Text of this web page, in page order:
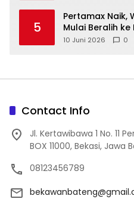
5
‎Pertamax Naik,
Mulai Beralih
10 Juni 2026 0
Contact Info
Jl. Kertawibawa 1 No. 11
BOX 11000, Bekasi, Jawa
08123456789